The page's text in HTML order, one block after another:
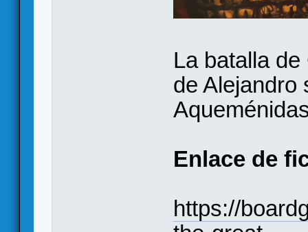
La batalla
de Alejandro
Enlace de
https://